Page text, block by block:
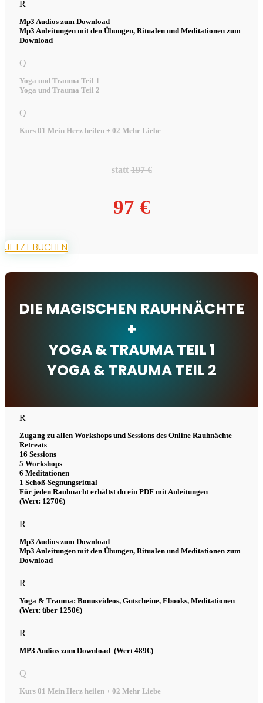
R
Mp3 Audios zum Download
Mp3 Anleitungen mit den Übungen, Ritualen und Meditationen zum
Download
Q
Yoga und Trauma Teil 1
Yoga und Trauma Teil 2
Q
Kurs 01 Mein Herz heilen + 02 Mehr Liebe
statt197 €
97 €
JETZT BUCHEN
DIE MAGISCHEN RAUHNÄCHTE
+
YOGA & TRAUMA TEIL 1
YOGA & TRAUMA TEIL 2
R
Zugang zu allen Workshops und Sessions des Online Rauhnächte
Retreats
16 Sessions
5 Workshops
6 Meditationen
1 Schoß-Segnungsritual
Für jeden Rauhnacht erhältst du ein PDF mit Anleitungen
(Wert: 1270€)
R
Mp3 Audios zum Download
Mp3 Anleitungen mit den Übungen, Ritualen und Meditationen zum
Download
R
Yoga & Trauma: Bonusvideos, Gutscheine, Ebooks, Meditationen
(Wert: über 1250€)
R
MP3 Audios zum Download (Wert 489€)
Q
Kurs 01 Mein Herz heilen + 02 Mehr Liebe